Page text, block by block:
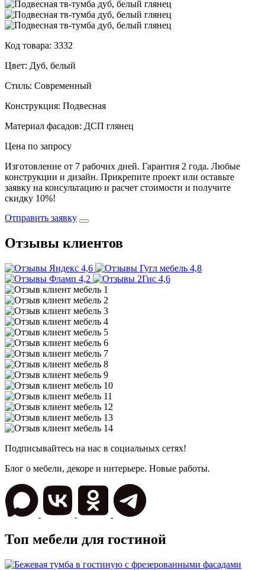
Код товара: 3332
Цвет: Дуб, белый
Стиль: Современный
Конструкция: Подвесная
Материал фасадов: ДСП глянец
Цена по запросу
Изготовление от 7 рабочих дней. Гарантия 2 года. Любые
конструкции и дизайн. Прикрепите проект или оставьте
заявку на консультацию и расчет стоимости и получите
скидку 10%!
Отправить заявку
Отзывы клиентов
4,6
4,8
4,2
4,6
Подписывайтесь на нас в социальных сетях!
Блог о мебели, декоре и интерьере. Новые работы.
Топ мебели для гостиной